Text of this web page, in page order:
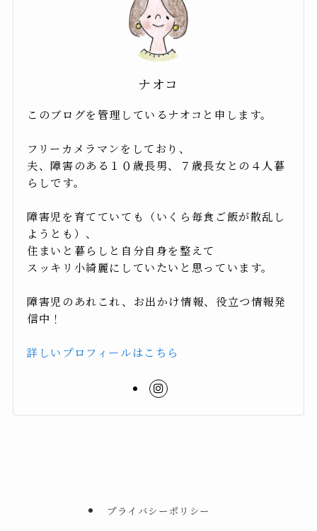
ナオコ
このブログを管理しているナオコと申します。
フリーカメラマンをしており、
夫、障害のある１０歳長男、７歳長女との４人暮
らしです。
障害児を育てていても（いくら毎食ご飯が散乱し
ようとも）、
住まいと暮らしと自分自身を整えて
スッキリ小綺麗にしていたいと思っています。
障害児のあれこれ、お出かけ情報、役立つ情報発
信中！
詳しいプロフィールはこちら
プライバシーポリシー